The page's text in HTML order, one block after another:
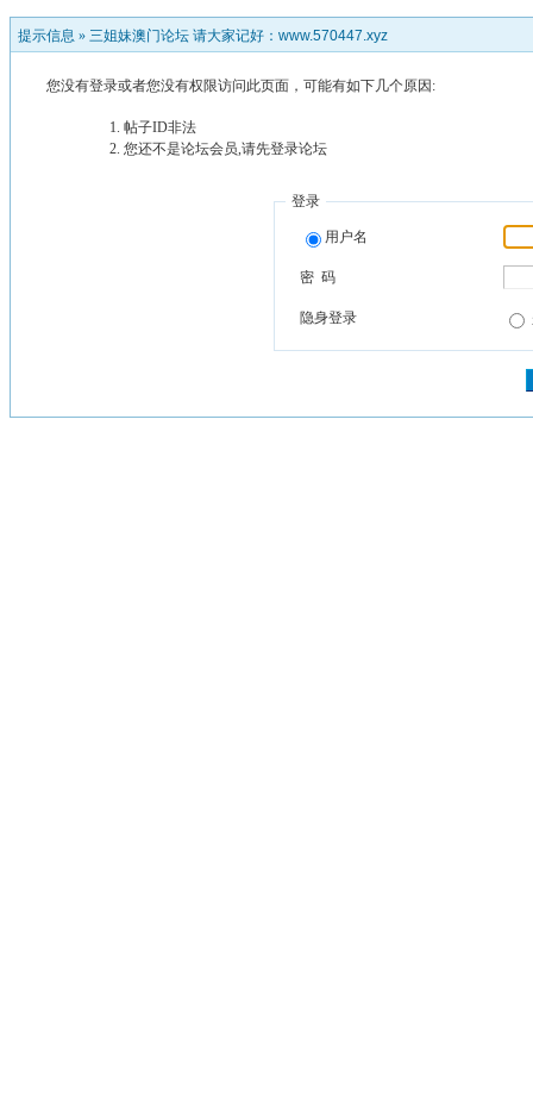
提示信息 » 三姐妹澳门论坛 请大家记好：www.570447.xyz
您没有登录或者您没有权限访问此页面，可能有如下几个原因:
帖子ID非法
您还不是论坛会员,请先登录论坛
登录
用户名
密 码
隐身登录